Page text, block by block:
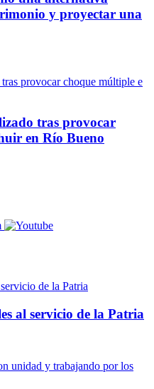
y proyectar una
tras provocar
en Río Bueno
al servicio de la Patria